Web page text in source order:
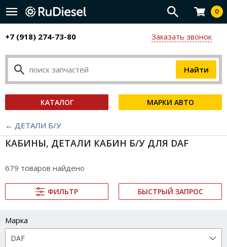
0
+7 (918) 274-73-80 Заказать звонок
КАТАЛОГ МАРКИ АВТО
← ДЕТАЛИ Б/У
КАБИНЫ, ДЕТАЛИ КАБИН Б/У ДЛЯ DAF
679 товаров найдено
ФИЛЬТР БЫСТРЫЙ ЗАПРОС
Марка